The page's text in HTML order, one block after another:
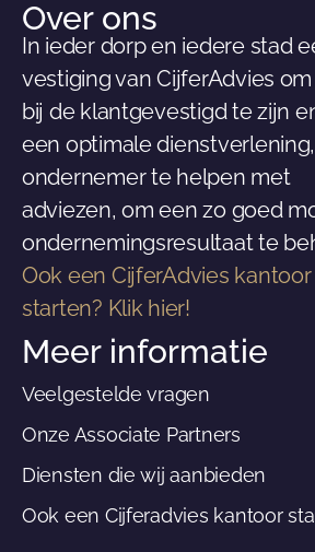
Over ons
In ieder dorp en iedere stad
vestiging van CijferAdvies
bij de klantgevestigd te zijn
een optimale
ondernemer te helpen met
adviezen, om een zo goed
ondernemingsresultaat te
Ook een CijferAdvies kantoor
starten? Klik hier!
Meer informatie
Veelgestelde vragen
Onze Associate Partners
Diensten die wij aanbieden
Ook een Cijferadvies kantoor